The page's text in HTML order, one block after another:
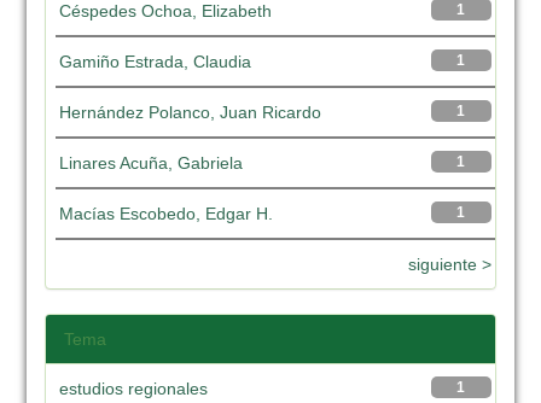
1
Céspedes Ochoa, Elizabeth
1
Gamiño Estrada, Claudia
1
Hernández Polanco, Juan Ricardo
1
Linares Acuña, Gabriela
1
Macías Escobedo, Edgar H.
siguiente >
Tema
1
estudios regionales